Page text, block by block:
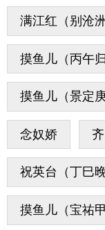
满江红（别沧
摸鱼儿（丙午
摸鱼儿（景定
念奴娇
祝英台（丁巳
摸鱼儿（宝祐